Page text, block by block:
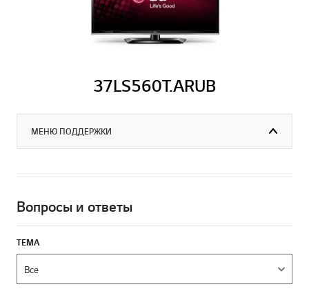
37LS560T.ARUB
МЕНЮ ПОДДЕРЖКИ
Вопросы и ответы
ТЕМА